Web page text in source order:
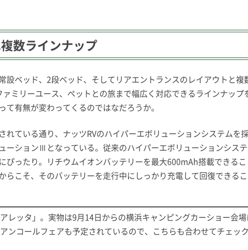
数ラインナップ
設ベッド、2段ベッド、そしてリアエントランスのレイアウトと
ミリーユース、ペットとの旅まで幅広く対応できるラインナッ
有無が変わってくるのではなだろうか。
れている通り、ナッツRVのハイパーエボリューションシステムを
ーションⅢとなっている。従来のハイパーエボリューションシス
ぴったり。リチウムイオンバッテリーを最大600mAh搭載できる
らこそ、そのバッテリーを走行中にしっかり充電して回復できる
レッタ」。実物は9月14日からの横浜キャンピングカーショー会
ンコールフェアも予定されているので、こちらも合わせてチェック